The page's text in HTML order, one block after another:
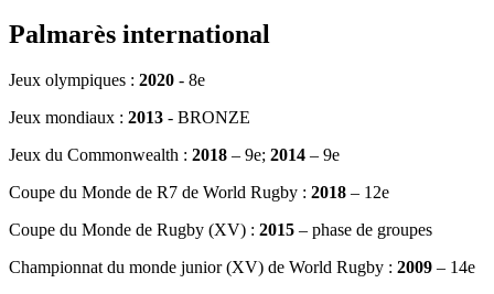
Palmarès international
Jeux olympiques : 2020 - 8e
Jeux mondiaux : 2013 - BRONZE
Jeux du Commonwealth : 2018 – 9e; 2014 – 9e
Coupe du Monde de R7 de World Rugby : 2018 – 12e
Coupe du Monde de Rugby (XV) : 2015 – phase de groupes
Championnat du monde junior (XV) de World Rugby : 2009 – 14e